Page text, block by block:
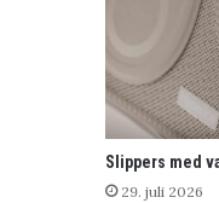
Slippers med
29. juli 2026